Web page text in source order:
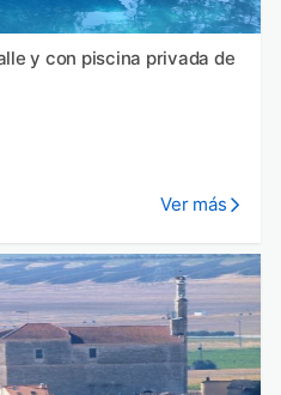
y con piscina privada de
Ver más